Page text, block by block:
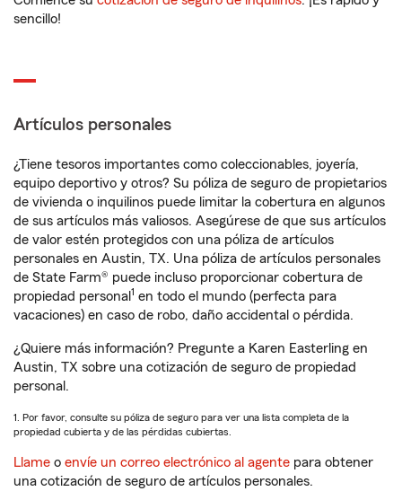
sencillo!
Artículos personales
¿Tiene tesoros importantes como coleccionables, joyería,
equipo deportivo y otros? Su póliza de seguro de propietarios
de vivienda o inquilinos puede limitar la cobertura en algunos
de sus artículos más valiosos. Asegúrese de que sus artículos
de valor estén protegidos con una póliza de artículos
personales en Austin, TX. Una póliza de artículos personales
de State Farm® puede incluso proporcionar cobertura de
propiedad personal 1 en todo el mundo (perfecta para
vacaciones) en caso de robo, daño accidental o pérdida.
¿Quiere más información? Pregunte a Karen Easterling en
Austin, TX sobre una cotización de seguro de propiedad
personal.
1. Por favor, consulte su póliza de seguro para ver una lista completa de la
propiedad cubierta y de las pérdidas cubiertas.
Llame o envíe un correo electrónico al agente para obtener
una cotización de seguro de artículos personales.